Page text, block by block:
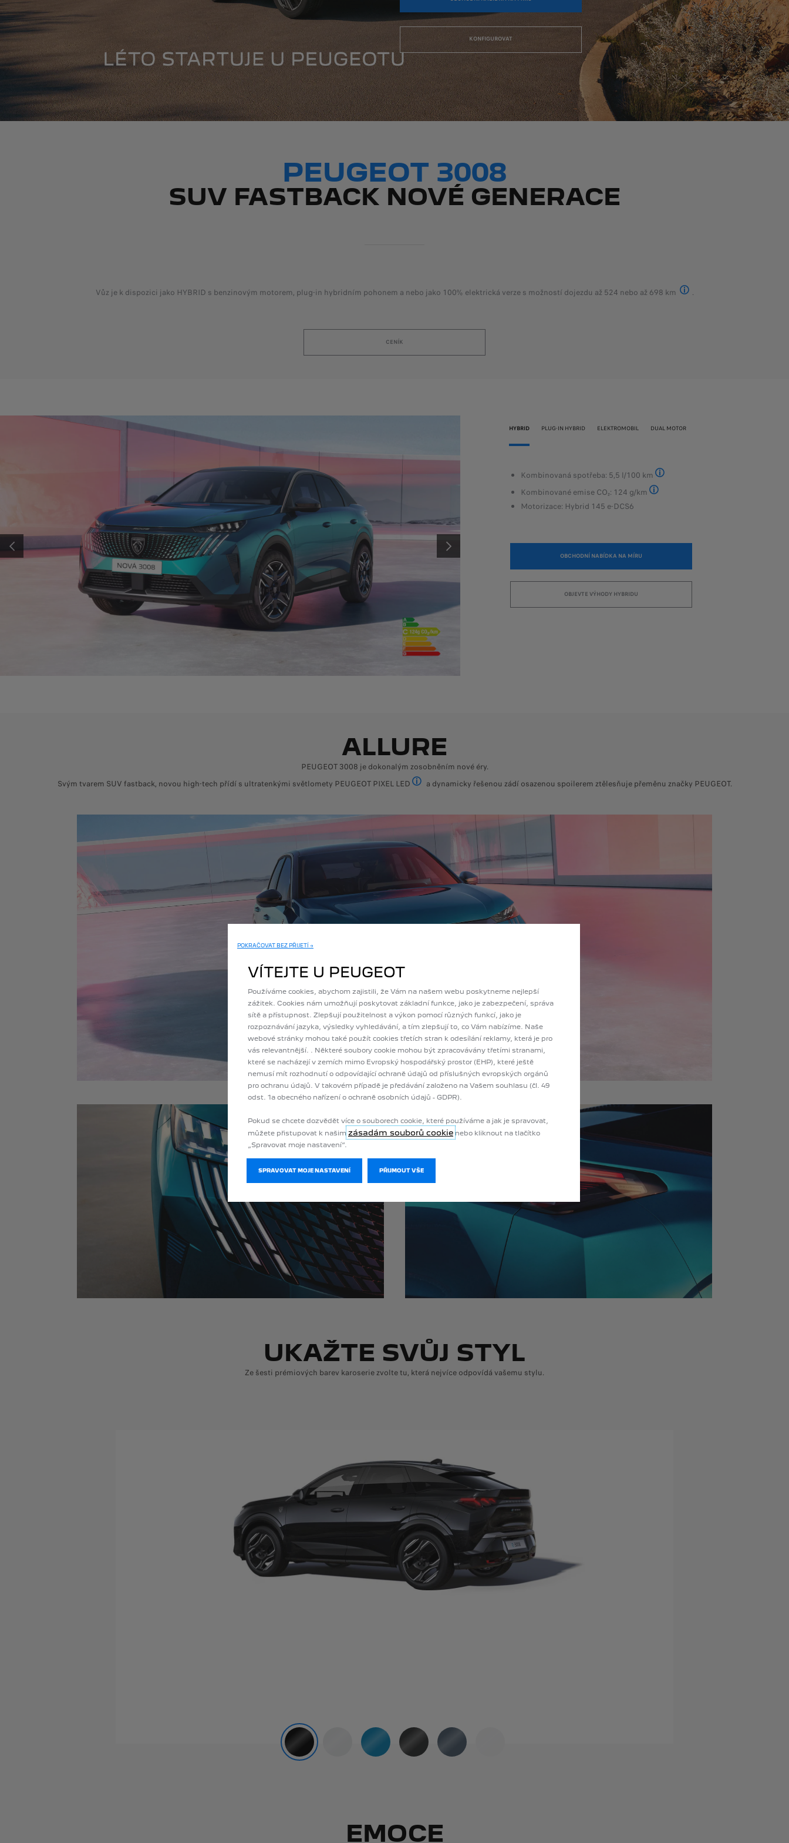
KONFIGUROVAT
PEUGEOT 3008
SUV FASTBACK NOVÉ GENERACE
Vůz je k dispozici jako HYBRID s benzinovým motorem, plug-in hybridním pohonem a nebo jako 100% elektrická verze s možností dojezdu až 524 nebo až 698 km .
CENÍK
Předchozí Další
Duální elektromotor 325 AWD
Pohon všech 4 kol
Dojezd ve 100% elektrickém režimu: až 493 km
Rychlé dobíjení: od 20 do 80 % za 30 minut
Kombinované emise CO
: 0 g/km
Výkon: 239 kW (325 k)
OBCHODNÍ NABÍDKA NA MÍRU
OBJEVIT VÝHODY ELEKTROMIBILU
Kombinovaná spotřeba: 5,5 l/100 km
SPOTŘEBA PALIVA A EMISE CO2
Kombinované emise CO₂: 124 g/km
Motorizace: Hybrid 145 e-DCS6
OBCHODNÍ NABÍDKA NA MÍRU
OBJEVTE VÝHODY HYBRIDU
HYBRID PLUG-IN HYBRID ELEKTROMOBIL DUAL MOTOR
ALLURE
PEUGEOT 3008 je dokonalým zosobněním nové éry.
Svým tvarem SUV fastback, novou high-tech přídí s ultratenkými světlomety PEUGEOT PIXEL LED
a dynamicky řešenou zádí osazenou spoilerem ztělesňuje přeměnu značky PEUGEOT.
UKAŽTE SVŮJ STYL
Ze šesti prémiových barev karoserie zvolte tu, která nejvíce odpovídá vašemu stylu.
EMOCE
POKRAČOVAT BEZ PŘIJETÍ →
VÍTEJTE U PEUGEOT
Používáme cookies, abychom zajistili, že Vám na našem webu poskytneme nejlepší
zážitek. Cookies nám umožňují poskytovat základní funkce, jako je zabezpečení, správa
sítě a přístupnost. Zlepšují použitelnost a výkon pomocí různých funkcí, jako je
rozpoznávání jazyka, výsledky vyhledávání, a tím zlepšují to, co Vám nabízíme. Naše
webové stránky mohou také použít cookies třetích stran k odesílání reklamy, která je pro
vás relevantnější. . Některé soubory cookie mohou být zpracovávány třetími stranami,
které se nacházejí v zemích mimo Evropský hospodářský prostor (EHP), které ještě
nemusí mít rozhodnutí o odpovídající ochraně údajů od příslušných evropských orgánů
pro ochranu údajů. V takovém případě je předávání založeno na Vašem souhlasu (čl. 49
odst. 1a obecného nařízení o ochraně osobních údajů - GDPR).
Pokud se chcete dozvědět více o souborech cookie, které používáme a jak je spravovat,
můžete přistupovat k našim zásadám souborů cookie nebo kliknout na tlačítko
„Spravovat moje nastavení“.
SPRAVOVAT MOJE NASTAVENÍ PŘIJMOUT VŠE